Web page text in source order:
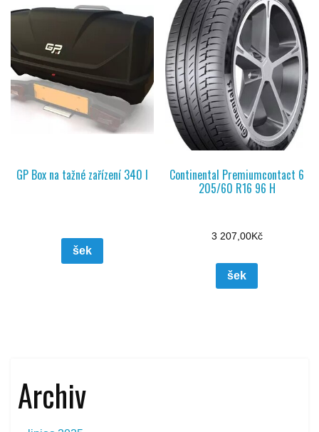
GP Box na tažné zařízení 340 l
šek
Continental Premiumcontact 6
205/60 R16 96 H
3 207,00Kč
šek
Archiv